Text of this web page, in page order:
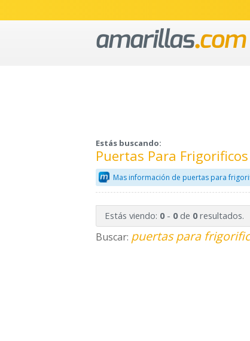
Estás buscando:
Puertas Para
Mas información de puertas para
Estás viendo: 0- 0de 0resultados.
Buscar: puertas para